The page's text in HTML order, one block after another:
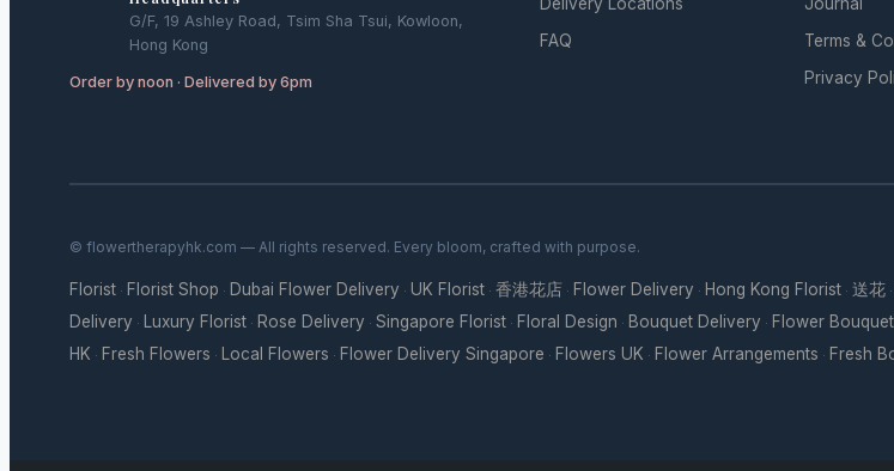
G/F, 19 Ashley Road, Tsim Sha Tsui, Kowloon,
Hong Kong
Order by noon · Delivered by 6pm
FAQ
Terms &
Privacy
© flowertherapyhk.com — All rights reserved. Every bloom, crafted with purpose.
Florist · Florist Shop · Dubai Flower Delivery · UK Florist · 香港花店 · Flower Delivery · Hong Kong Florist · 送花 ·
Delivery · Luxury Florist · Rose Delivery · Singapore Florist · Floral Design · Bouquet Delivery · Flower Bouquet
HK · Fresh Flowers · Local Flowers · Flower Delivery Singapore · Flowers UK · Flower Arrangements · Fresh